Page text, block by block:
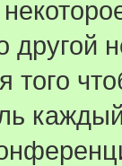
другой
того